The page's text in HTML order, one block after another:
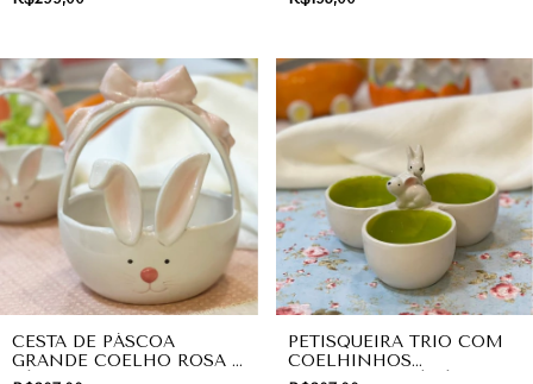
CESTA DE PÁSCOA
GRANDE COELHO ROSA |
PÁSCOA
PETISQUEIRA TRIO COM
COELHINHOS
DECORATIVOS | PÁSCOA